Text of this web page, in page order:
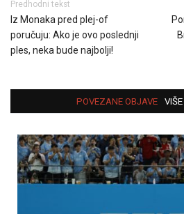
Predhodni tekst
Iz Monaka pred plej-of
poručuju: Ako je ovo poslednji
ples, neka bude najbolji!
POVEZANE OBJAVE